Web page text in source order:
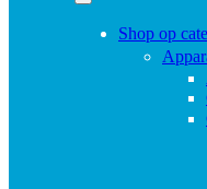
Shop op